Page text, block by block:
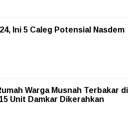
Ini 5 Caleg Potensial Nasdem
Warga Musnah Terbakar di
Unit Damkar Dikerahkan